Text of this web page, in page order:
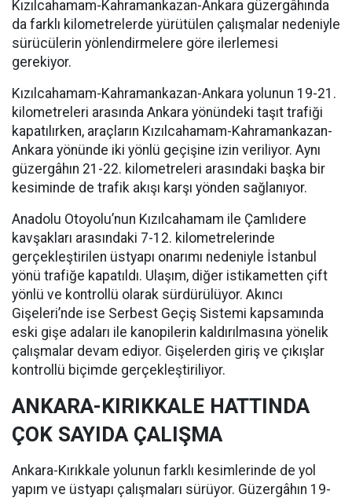
Kızılcahamam-Kahramankazan-Ankara güzergâhında
da farklı kilometrelerde yürütülen çalışmalar nedeniyle
sürücülerin yönlendirmelere göre ilerlemesi
gerekiyor.
Kızılcahamam-Kahramankazan-Ankara yolunun 19-21.
kilometreleri arasında Ankara yönündeki taşıt trafiği
kapatılırken, araçların Kızılcahamam-Kahramankazan-
Ankara yönünde iki yönlü geçişine izin veriliyor. Aynı
güzergâhın 21-22. kilometreleri arasındaki başka bir
kesiminde de trafik akışı karşı yönden sağlanıyor.
Anadolu Otoyolu’nun Kızılcahamam ile Çamlıdere
kavşakları arasındaki 7-12. kilometrelerinde
gerçekleştirilen üstyapı onarımı nedeniyle İstanbul
yönü trafiğe kapatıldı. Ulaşım, diğer istikametten çift
yönlü ve kontrollü olarak sürdürülüyor. Akıncı
Gişeleri’nde ise Serbest Geçiş Sistemi kapsamında
eski gişe adaları ile kanopilerin kaldırılmasına yönelik
çalışmalar devam ediyor. Gişelerden giriş ve çıkışlar
kontrollü biçimde gerçekleştiriliyor.
ANKARA-KIRIKKALE HATTINDA
ÇOK SAYIDA ÇALIŞMA
Ankara-Kırıkkale yolunun farklı kesimlerinde de yol
yapım ve üstyapı çalışmaları sürüyor. Güzergâhın 19-